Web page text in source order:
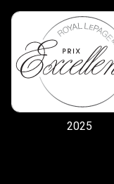
2025